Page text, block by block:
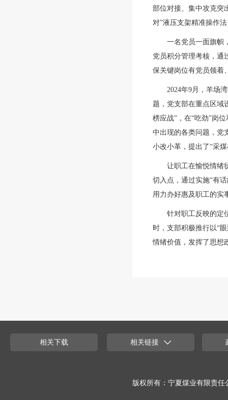
部位对接、集中攻克突
对”液压支架精准操作
一名党员一面旗帜
党员积分管理考核，通
保关键岗位有党员领着
2024年9月，羊场
题，党支部在重点区域
榜应战”，在“吃劲”岗
中出现的各类问题，党
小改小革，提出了“采
让职工在愉悦情绪
切入点，通过实施“有
用力办好惠及职工的实
针对职工反映的定
时，支部积极推行以“
情绪价值，发挥了思想
相关下载 相关链接
版权所有：宁夏煤业有限责任